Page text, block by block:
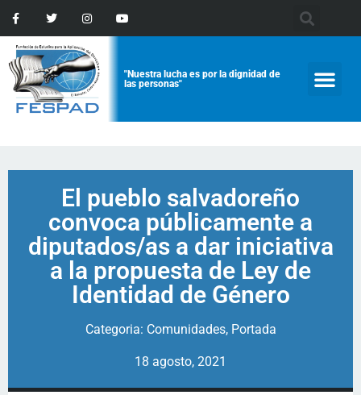
"Nuestra lucha es por la dignidad de
las personas"
El pueblo salvadoreño
convoca públicamente a
diputados/as a dar iniciativa
a la propuesta de Ley de
Identidad de Género
Categoria: Comunidades, Portada
18 agosto, 2021